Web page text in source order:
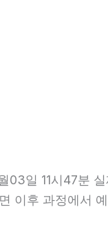
일 11시47분
이후 과정에서